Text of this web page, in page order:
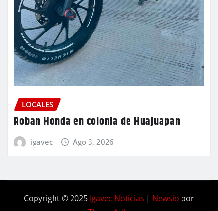
LOCALES
Roban Honda en colonia de Huajuapan
igavec Ago 3, 2026
Copyright © 2025 Igavec Noticias | Newsio por